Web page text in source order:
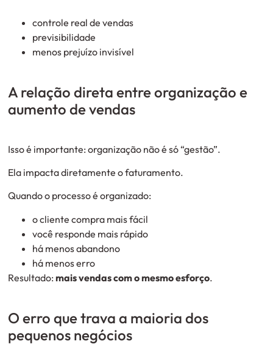
controle real de vendas
previsibilidade
menos prejuízo invisível
A relação direta entre organização e
aumento de vendas
Isso é importante: organização não é só “gestão”.
Ela impacta diretamente o faturamento.
Quando o processo é organizado:
o cliente compra mais fácil
você responde mais rápido
há menos abandono
há menos erro
Resultado:mais vendas com o mesmo esforço.
O erro que trava a maioria dos
pequenos negócios